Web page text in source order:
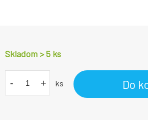
Skladom > 5 ks
- + ks Do